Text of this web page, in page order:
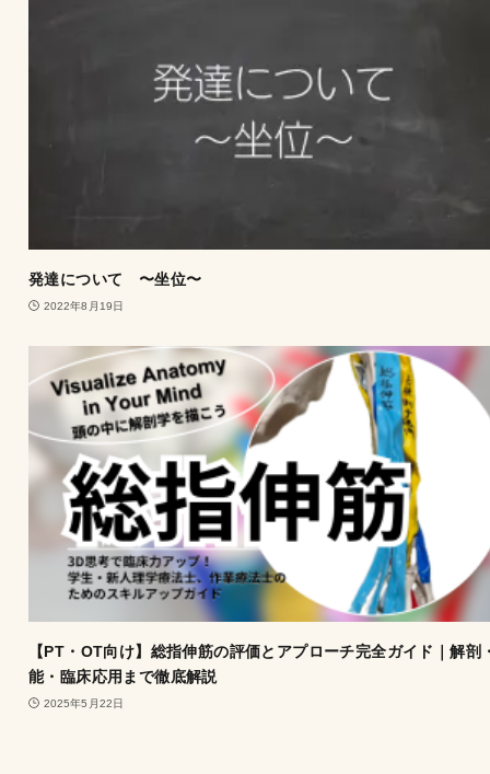
発達について 〜坐位〜
2022年8月19日
【PT・OT向け】総指伸筋の評価とアプローチ完全ガイド｜解剖
能・臨床応用まで徹底解説
2025年5月22日